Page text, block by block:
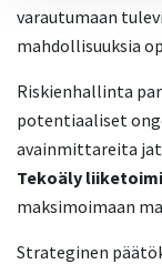
varautumaan
mahdollisuuksia
Riskienhallinta
potentiaaliset
avainmittareita
Tekoäly
maksimoimaan
Strateginen